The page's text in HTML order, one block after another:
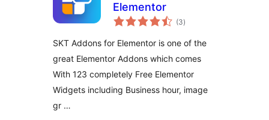
Elementor
(3valoracións
totais
)
SKT Addons for Elementor is one of the
great Elementor Addons which comes
With 123 completely Free Elementor
Widgets including Business hour, image
gr …